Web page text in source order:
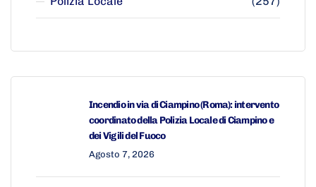
Incendio in via di Ciampino (Roma): intervento
coordinato della Polizia Locale di Ciampino e
dei Vigili del Fuoco
Agosto 7, 2026